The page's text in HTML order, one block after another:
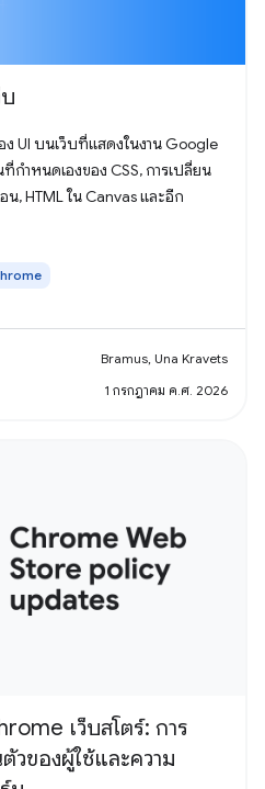
UI บนเว็บที่แสดงในงาน Google
ำหนดเองของ CSS, การเปลี่ยน
น, HTML ใน Canvas และอีก
Bramus, Una Kravets
1 กรกฎาคม ค.ศ. 2026
เว็บสโตร์: การ
วของผู้ใช้และความ